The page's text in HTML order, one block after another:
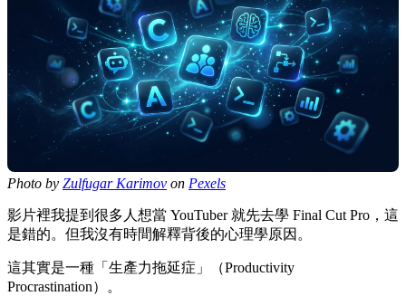
Photo by Zulfugar Karimov on Pexels
影片裡我提到很多人想當 YouTuber 就先去學 Final Cut Pro，這
是錯的。但我沒有時間解釋背後的心理學原因。
這其實是一種「生產力拖延症」（Productivity
Procrastination）。